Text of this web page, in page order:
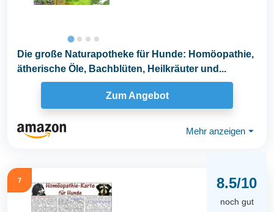
Die große Naturapotheke für Hunde: Homöopathie,
ätherische Öle, Bachblüten, Heilkräuter und...
Zum Angebot
Mehr anzeigen ⏷
7 8.5/10
noch gut